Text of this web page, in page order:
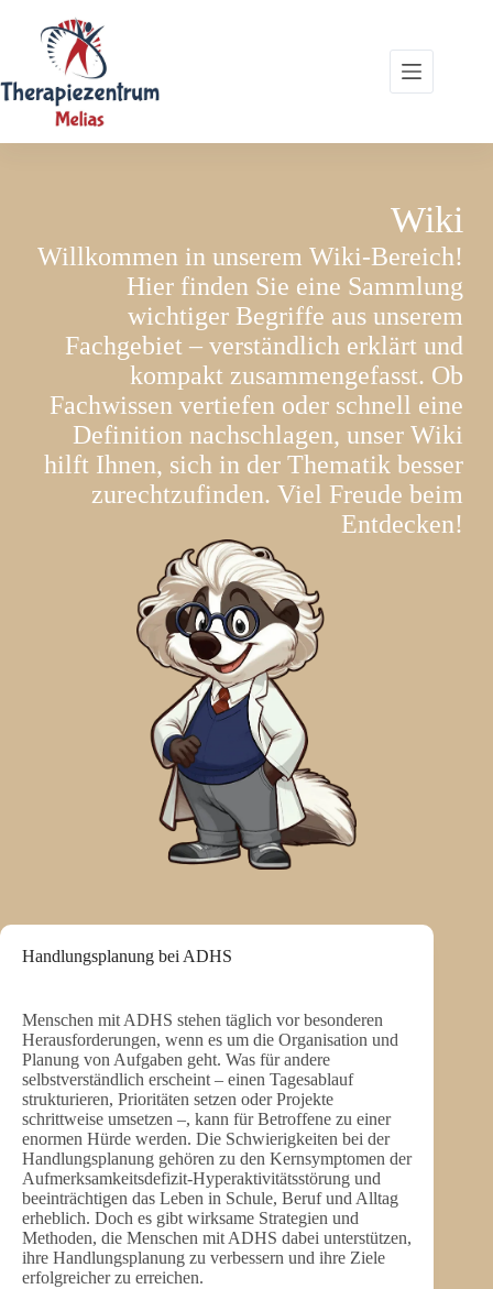
springen
Wiki
Willkommen in unserem Wiki-Bereich!
Hier finden Sie eine Sammlung
wichtiger Begriffe aus unserem
Fachgebiet – verständlich erklärt und
kompakt zusammengefasst. Ob
Fachwissen vertiefen oder schnell eine
Definition nachschlagen, unser Wiki
hilft Ihnen, sich in der Thematik besser
zurechtzufinden. Viel Freude beim
Entdecken!
Handlungsplanung bei ADHS
Menschen mit ADHS stehen täglich vor besonderen
Herausforderungen, wenn es um die Organisation und
Planung von Aufgaben geht. Was für andere
selbstverständlich erscheint – einen Tagesablauf
strukturieren, Prioritäten setzen oder Projekte
schrittweise umsetzen –, kann für Betroffene zu einer
enormen Hürde werden. Die Schwierigkeiten bei der
Handlungsplanung gehören zu den Kernsymptomen der
Aufmerksamkeitsdefizit-Hyperaktivitätsstörung und
beeinträchtigen das Leben in Schule, Beruf und Alltag
erheblich. Doch es gibt wirksame Strategien und
Methoden, die Menschen mit ADHS dabei unterstützen,
ihre Handlungsplanung zu verbessern und ihre Ziele
erfolgreicher zu erreichen.